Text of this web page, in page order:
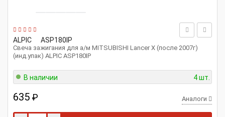
ALPIC ASP180IP
Свеча зажигания для а/м MITSUBISHI Lancer X (после 2007г)
(инд.упак) ALPIC ASP180IP
В наличии 4 шт.
635 ₽ Аналоги